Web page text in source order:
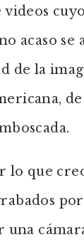
videos
acaso se
de la
lo que
una